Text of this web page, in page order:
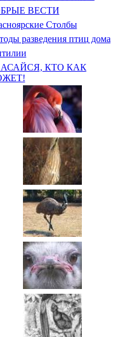
ВЕСТИ
Столбы
разведения птиц дома
КТО КАК